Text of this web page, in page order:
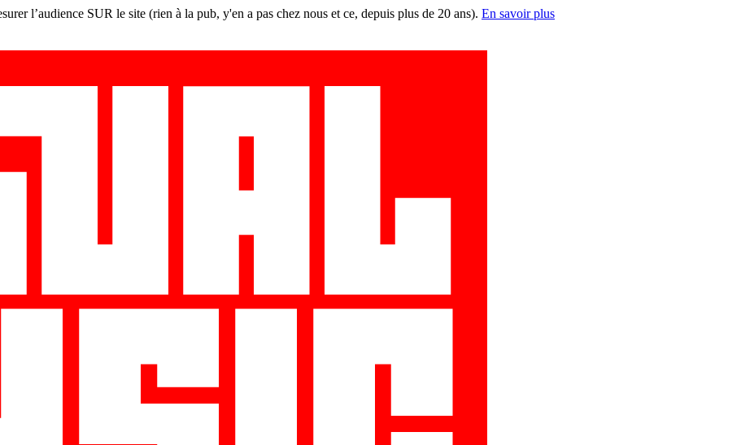
l’audience SUR le site (rien à la pub, y'en a pas chez nous et ce, depuis plus de 20 ans). En savoir plus